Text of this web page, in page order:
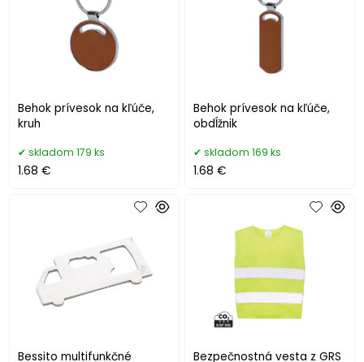
Behok prívesok na kľúče,
kruh
skladom 179 ks
1.68 €
Behok prívesok na kľúče,
obdĺžnik
skladom 169 ks
1.68 €
Bessito multifunkčné Bezpečnostná vesta z GRS